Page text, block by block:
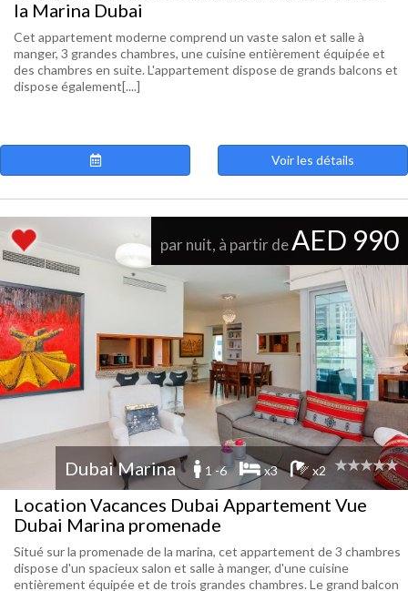
la Marina Dubai
Cet appartement moderne comprend un vaste salon et salle à
manger, 3 grandes chambres, une cuisine entièrement équipée et
des chambres en suite. L'appartement dispose de grands balcons et
dispose également[....]
Voir les détails
par nuit, à partir deAED 990
Dubai Marina 1 -6 x3 x2
Location Vacances Dubai Appartement Vue
Dubai Marina promenade
Situé sur la promenade de la marina, cet appartement de 3 chambres
dispose d'un spacieux salon et salle à manger, d'une cuisine
entièrement équipée et de trois grandes chambres. Le grand balcon